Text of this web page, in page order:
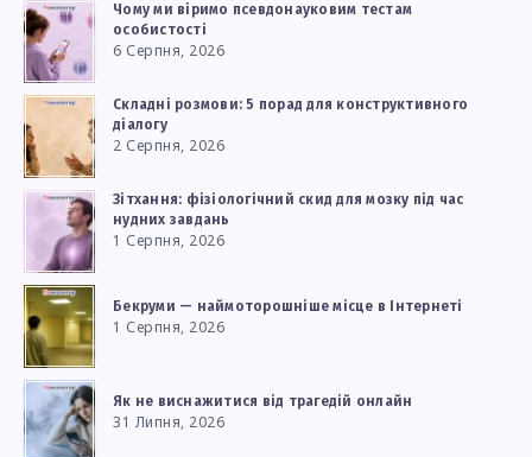
Чому ми віримо псевдонауковим тестам
особистості
6 Серпня, 2026
Складні розмови: 5 порад для конструктивного
діалогу
2 Серпня, 2026
Зітхання: фізіологічний скид для мозку під час
нудних завдань
1 Серпня, 2026
Бекруми — наймоторошніше місце в Інтернеті
1 Серпня, 2026
Як не виснажитися від трагедій онлайн
31 Липня, 2026